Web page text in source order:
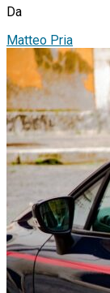
Da
Matteo Pria